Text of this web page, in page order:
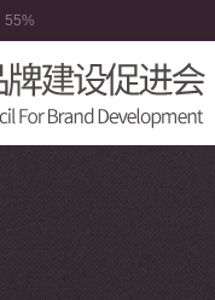
55%